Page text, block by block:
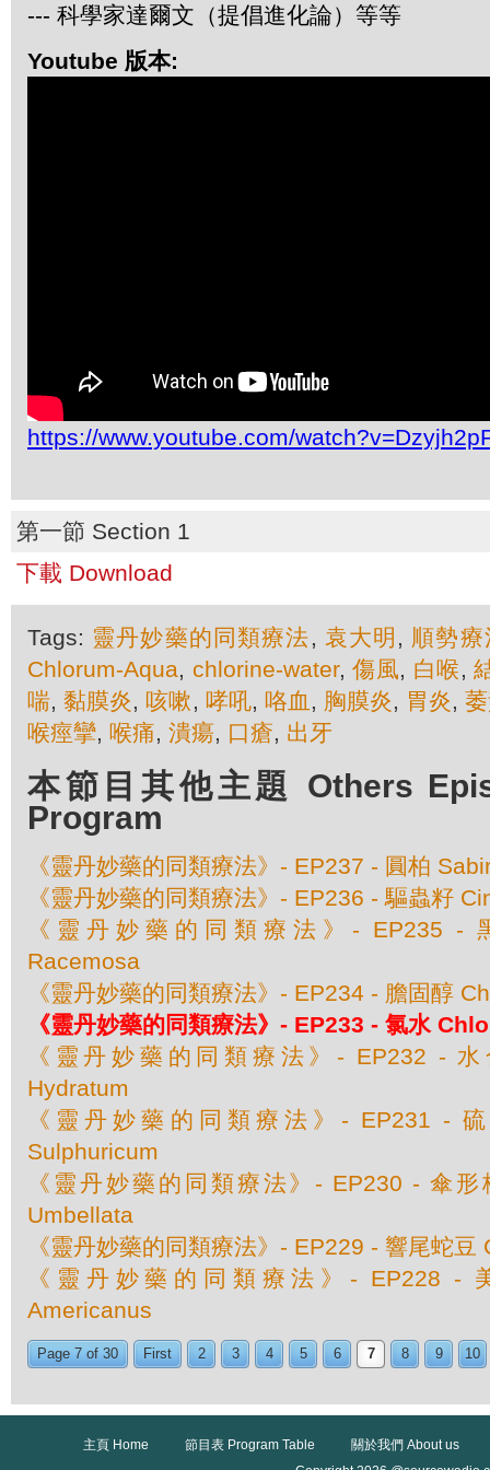
--- 科學家達爾文（提倡進化論）等等
Youtube 版本:
https://www.youtube.com/
第一節 Section 1
下載 Download
Tags: 靈丹妙藥的同類療法, 袁大明 , 順勢療
Chlorum-Aqua, chlorine-water,傷風, 白喉,
喘,黏膜炎, 咳嗽, 哮吼, 咯血 , 胸膜炎, 胃炎,
喉痙攣, 喉痛, 潰瘍, 口瘡, 出牙
本節目其他主題 Others
Program
《靈丹妙藥的同類療法》- EP237 - 圓柏
《靈丹妙藥的同類療法》- EP236 - 驅蟲籽
《靈丹妙藥的同類療法》- EP235 -
Racemosa
《靈丹妙藥的同類療法》- EP234 - 膽固醇
《靈丹妙藥的同類療法》- EP233 - 氯水
《靈丹妙藥的同類療法》- EP232 - 水
Hydratum
《靈丹妙藥的同類療法》- EP231 -
Sulphuricum
《靈丹妙藥的同類療法》- EP230 - 傘形
Umbellata
《靈丹妙藥的同類療法》- EP229 - 響尾蛇豆
《靈丹妙藥的同類療法》- EP228 -
Americanus
Page 7 of 30 First 2 3 4 5 6 7 8 9 10
主頁 Home 節目表 Program Table
關於我們 About us